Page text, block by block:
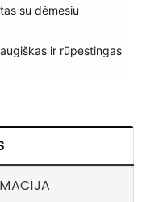
su dėmesiu
ir rūpestingas